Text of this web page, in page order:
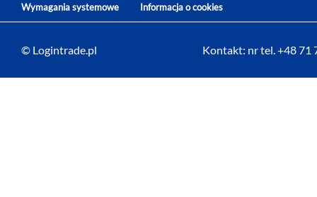
Wymagania systemowe Informacja o cookies
© Logintrade.pl Kontakt: nr tel. +48 71